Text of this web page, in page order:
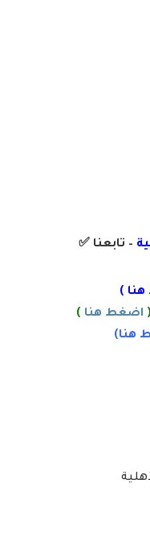
– تابعنا ✅
)
اضغط هنا )
هنا)